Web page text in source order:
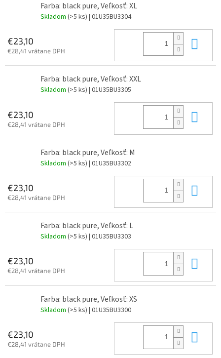
Farba: black pure, Veľkosť: XL
Skladom (>5 ks) | 01U35BU3304
€23,10
€28,41 vrátane DPH
Farba: black pure, Veľkosť: XXL
Skladom (>5 ks) | 01U35BU3305
€23,10
€28,41 vrátane DPH
Farba: black pure, Veľkosť: M
Skladom (>5 ks) | 01U35BU3302
€23,10
€28,41 vrátane DPH
Farba: black pure, Veľkosť: L
Skladom (>5 ks) | 01U35BU3303
€23,10
€28,41 vrátane DPH
Farba: black pure, Veľkosť: XS
Skladom (>5 ks) | 01U35BU3300
€23,10
€28,41 vrátane DPH